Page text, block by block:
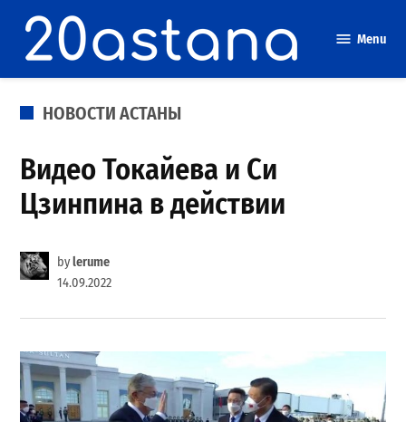
content
Menu
POSTED
НОВОСТИ АСТАНЫ
Видео Токайева и Си
Цзинпина в действии
bylerume
14.09.2022